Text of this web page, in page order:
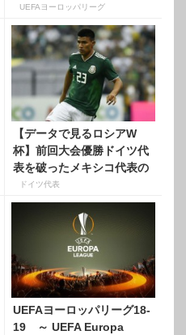
League
UEFAヨーロッパリーグ
【データで見るロシアW
杯】前回大会優勝ドイツ代
表を破ったメキシコ代表の
「左サイド」の守備
ドイツ代表
UEFAヨーロッパリーグ18-
19 ～ UEFA Europa